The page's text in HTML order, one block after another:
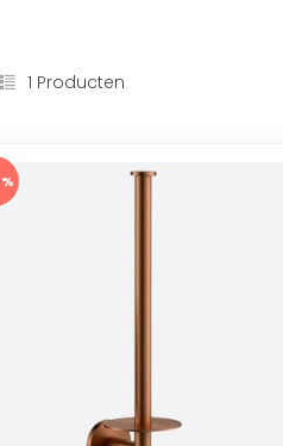
1 Producten